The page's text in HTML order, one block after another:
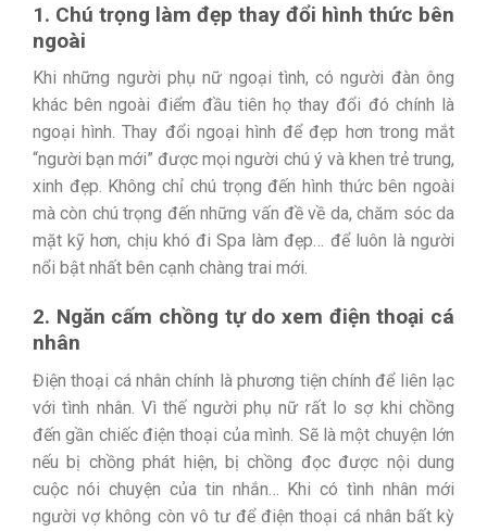
1. Chú trọng làm đẹp thay đổi hình thức bên
ngoài
Khi những người phụ nữ ngoại tình, có người đàn ông
khác bên ngoài điểm đầu tiên họ thay đổi đó chính là
ngoại hình. Thay đổi ngoại hình để đẹp hơn trong mắt
“người bạn mới” được mọi người chú ý và khen trẻ trung,
xinh đẹp. Không chỉ chú trọng đến hình thức bên ngoài
mà còn chú trọng đến những vấn đề về da, chăm sóc da
mặt kỹ hơn, chịu khó đi Spa làm đẹp… để luôn là người
nổi bật nhất bên cạnh chàng trai mới.
2. Ngăn cấm chồng tự do xem điện thoại cá
nhân
Điện thoại cá nhân chính là phương tiện chính để liên lạc
với tình nhân. Vì thế người phụ nữ rất lo sợ khi chồng
đến gần chiếc điện thoại của mình. Sẽ là một chuyện lớn
nếu bị chồng phát hiện, bị chồng đọc được nội dung
cuộc nói chuyện của tin nhắn… Khi có tình nhân mới
người vợ không còn vô tư để điện thoại cá nhân bất kỳ